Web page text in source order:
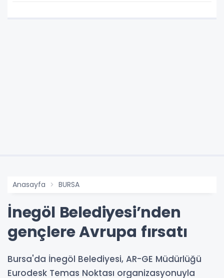
Anasayfa BURSA
İnegöl Belediyesi’nden
gençlere Avrupa fırsatı
Bursa'da İnegöl Belediyesi, AR-GE Müdürlüğü
Eurodesk Temas Noktası organizasyonuyla